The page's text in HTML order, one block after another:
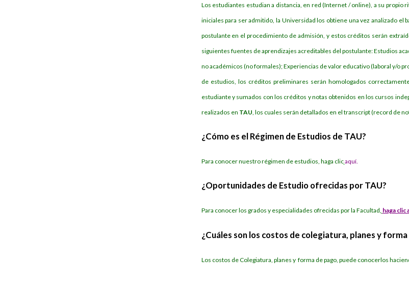
Los estudiantes estudian a distancia, en red (Internet / online), a su propio
iniciales para ser admitido, la Universidad los obtiene una vez analizado el
postulante en el procedimiento de admisión, y estos créditos serán
siguientes fuentes de aprendizajes acreditables del postulante: Estudios
no académicos (no formales); Experiencias de valor educativo (laboral y/o
de estudios, los créditos preliminares serán homologados
estudiante y sumados con los créditos y notas obtenidos en los cursos
realizados en TAU , los cuales serán detallados en el transcript (record de
¿Cómo es el Régimen de Estudios de TAU?
Para conocer nuestro régimen de estudios, haga clicaquí.
¿Oportunidades de Estudio ofrecidas por TAU?
Para conocer los grados y especialidades ofrecidas por la Facultad, haga clic
¿Cuáles son los costos de colegiatura, planes y forma
Los costos de Colegiatura, planes y forma de pago, puede conocerlos